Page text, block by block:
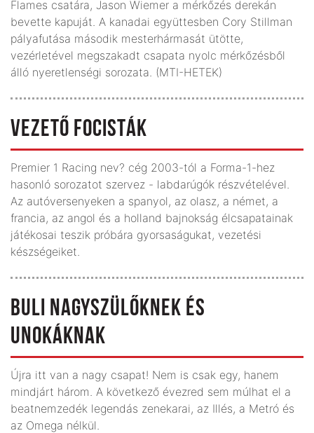
Flames csatára, Jason Wiemer a mérkőzés derekán
bevette kapuját. A kanadai együttesben Cory Stillman
pályafutása második mesterhármasát ütötte,
vezérletével megszakadt csapata nyolc mérkőzésből
álló nyeretlenségi sorozata. (MTI-HETEK)
VEZETŐ FOCISTÁK
Premier 1 Racing nev? cég 2003-tól a Forma-1-hez
hasonló sorozatot szervez - labdarúgók részvételével.
Az autóversenyeken a spanyol, az olasz, a német, a
francia, az angol és a holland bajnokság élcsapatainak
játékosai teszik próbára gyorsaságukat, vezetési
készségeiket.
BULI NAGYSZÜLŐKNEK ÉS
UNOKÁKNAK
Újra itt van a nagy csapat! Nem is csak egy, hanem
mindjárt három. A következő évezred sem múlhat el a
beatnemzedék legendás zenekarai, az Illés, a Metró és
az Omega nélkül.